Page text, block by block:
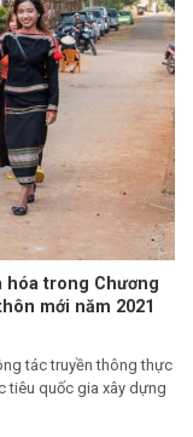
hóa trong Chương
mới năm 2021
tác truyền thông thực
tiêu quốc gia xây dựng